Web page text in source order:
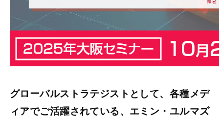
グローバルストラテジストとして、各種メデ
ィアでご活躍されている、エミン・ユルマズ